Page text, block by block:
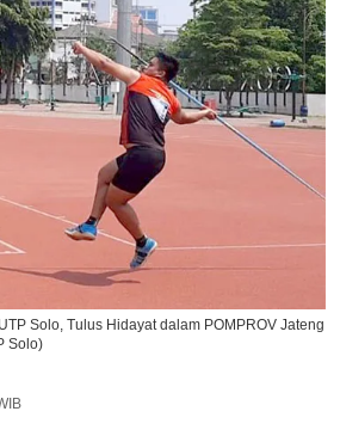
Ikuti Kami di:
Solo, Tulus Hidayat dalam POMPROV Jateng
Solo)